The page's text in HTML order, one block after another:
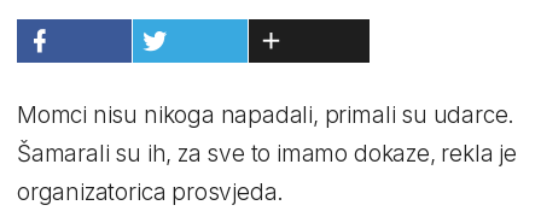
Momci nisu nikoga napadali, primali su udarce.
Šamarali su ih, za sve to imamo dokaze, rekla je
organizatorica prosvjeda.